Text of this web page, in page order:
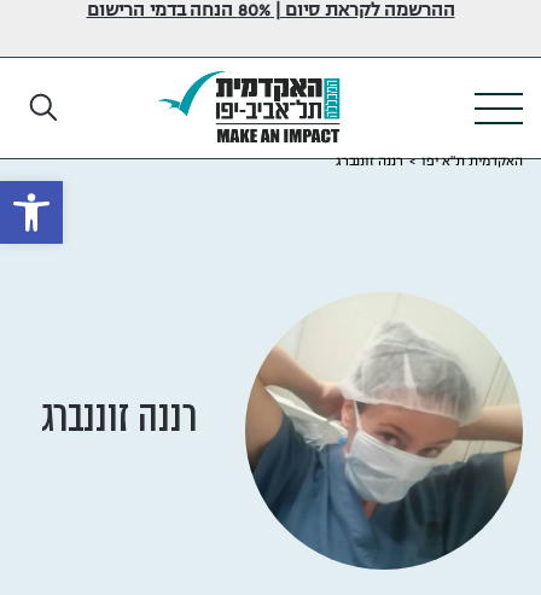
ההרשמה לקראת סיום | 80% הנחה בדמי הרישום
האקדמית ת"א יפו>רננה זוננברג
רננה זוננברג